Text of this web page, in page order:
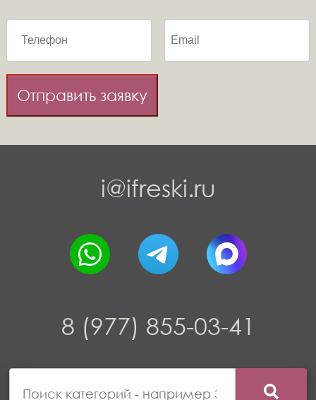
Отправить заявку
i@ifreski.ru
8 (977) 855-03-41